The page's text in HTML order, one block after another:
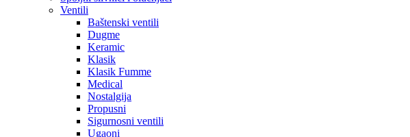
Ventili
Baštenski ventili
Dugme
Keramic
Klasik
Klasik Fumme
Medical
Nostalgija
Propusni
Sigurnosni ventili
Ugaoni